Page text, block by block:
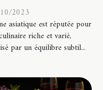
2023
asiatique est réputée pour
riche et varié,
par un équilibre subtil...